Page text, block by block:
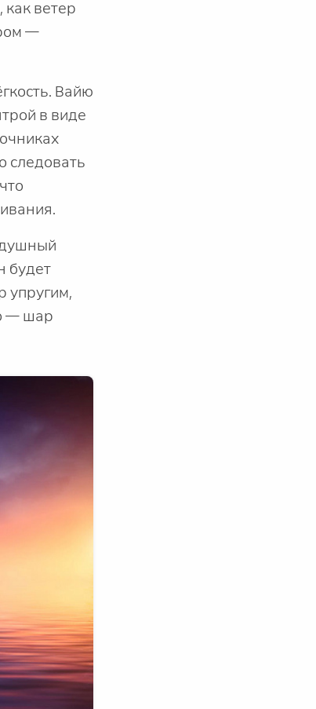
ветер
—
Вайю
в виде
следовать
будет
упругим,
— шар